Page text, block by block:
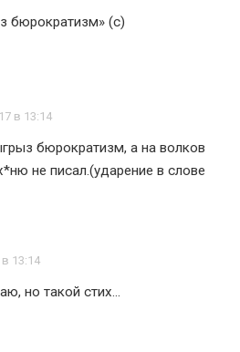
бюрократизм» (с)
в 13:14
бюрократизм, а на волков
не писал.(ударение в слове
13:14
но такой стих…